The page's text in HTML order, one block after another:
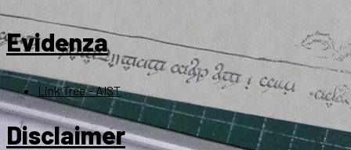
Evidenza
Link Tree – AIST
Disclaimer